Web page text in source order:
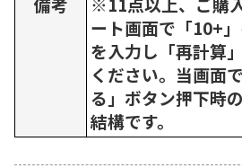
ート画面で「10+
を入力し「再計算
ください。当画面
る」ボタン押下時
結構です。